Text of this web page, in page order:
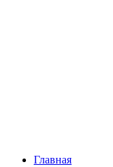
Главная